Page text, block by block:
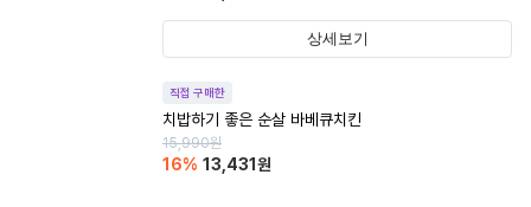
상세보기
직접 구매한
치밥하기 좋은 순살 바베큐치킨
15,990원
16% 13,431 원